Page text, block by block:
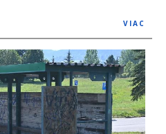
VIAC